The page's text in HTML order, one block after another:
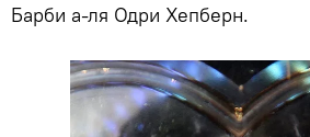
Барби а-ля Одри Хепберн.